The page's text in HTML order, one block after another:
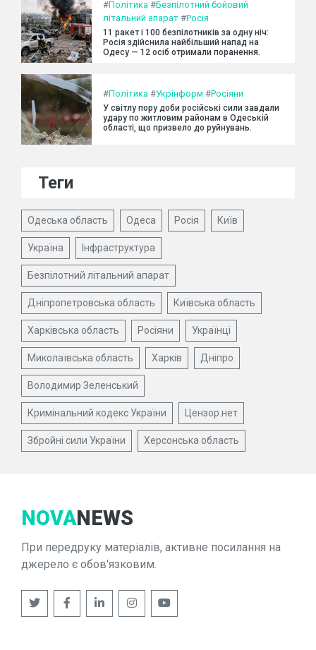
#Політика #Безпілотний бойовий
літальний апарат #Росія
11 ракет і 100 безпілотників за одну ніч:
Росія здійснила найбільший напад на
Одесу — 12 осіб отримали поранення.
#Політика #Укрінформ #Росіяни
У світлу пору доби російські сили завдали
удару по житловим районам в Одеській
області, що призвело до руйнувань.
Теги
Одеська область Одеса Росія Київ
Україна Інфраструктура
Безпілотний літальний апарат
Дніпропетровська область Київська область
Харківська область Росіяни Українці
Миколаївська область Харків Дніпро
Володимир Зеленський
Кримінальний кодекс України Цензор.нет
Збройні сили України Херсонська область
NOVANEWS
При передруку матеріалів, активне посилання на
джерело є обов'язковим.